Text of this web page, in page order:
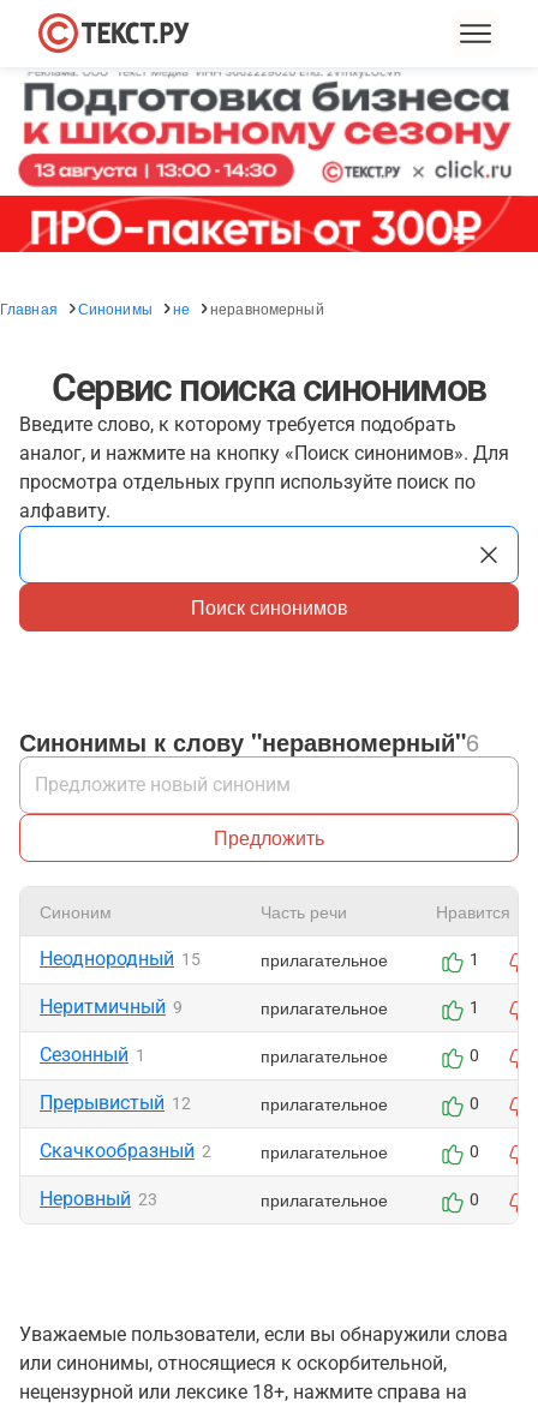
Главная Синонимы не неравномерный
Сервис поиска синонимов
Введите слово, к которому требуется подобрать
аналог, и нажмите на кнопку «Поиск синонимов». Для
просмотра отдельных групп используйте поиск по
алфавиту.
Поиск синонимов
Синонимы к слову "неравномерный"6
Предложить
Синоним Часть речи Нравится
Неоднородный 15 прилагательное 1
Неритмичный 9 прилагательное 1
Сезонный 1 прилагательное 0
Прерывистый 12 прилагательное 0
Скачкообразный 2 прилагательное 0
Неровный 23 прилагательное 0
Уважаемые пользователи, если вы обнаружили слова
или синонимы, относящиеся к оскорбительной,
нецензурной или лексике 18+, нажмите справа на